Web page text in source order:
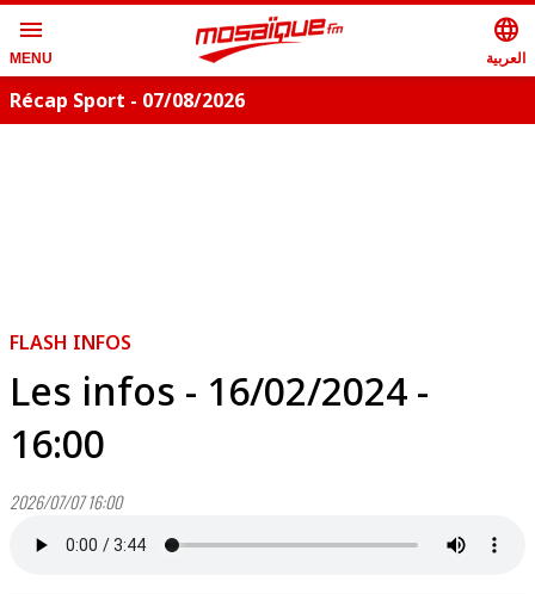
menu
MENU
language
العربية
Récap Sport - 07/08/2026
FLASH INFOS
Les infos - 16/02/2024 -
16:00
2026/07/07 16:00